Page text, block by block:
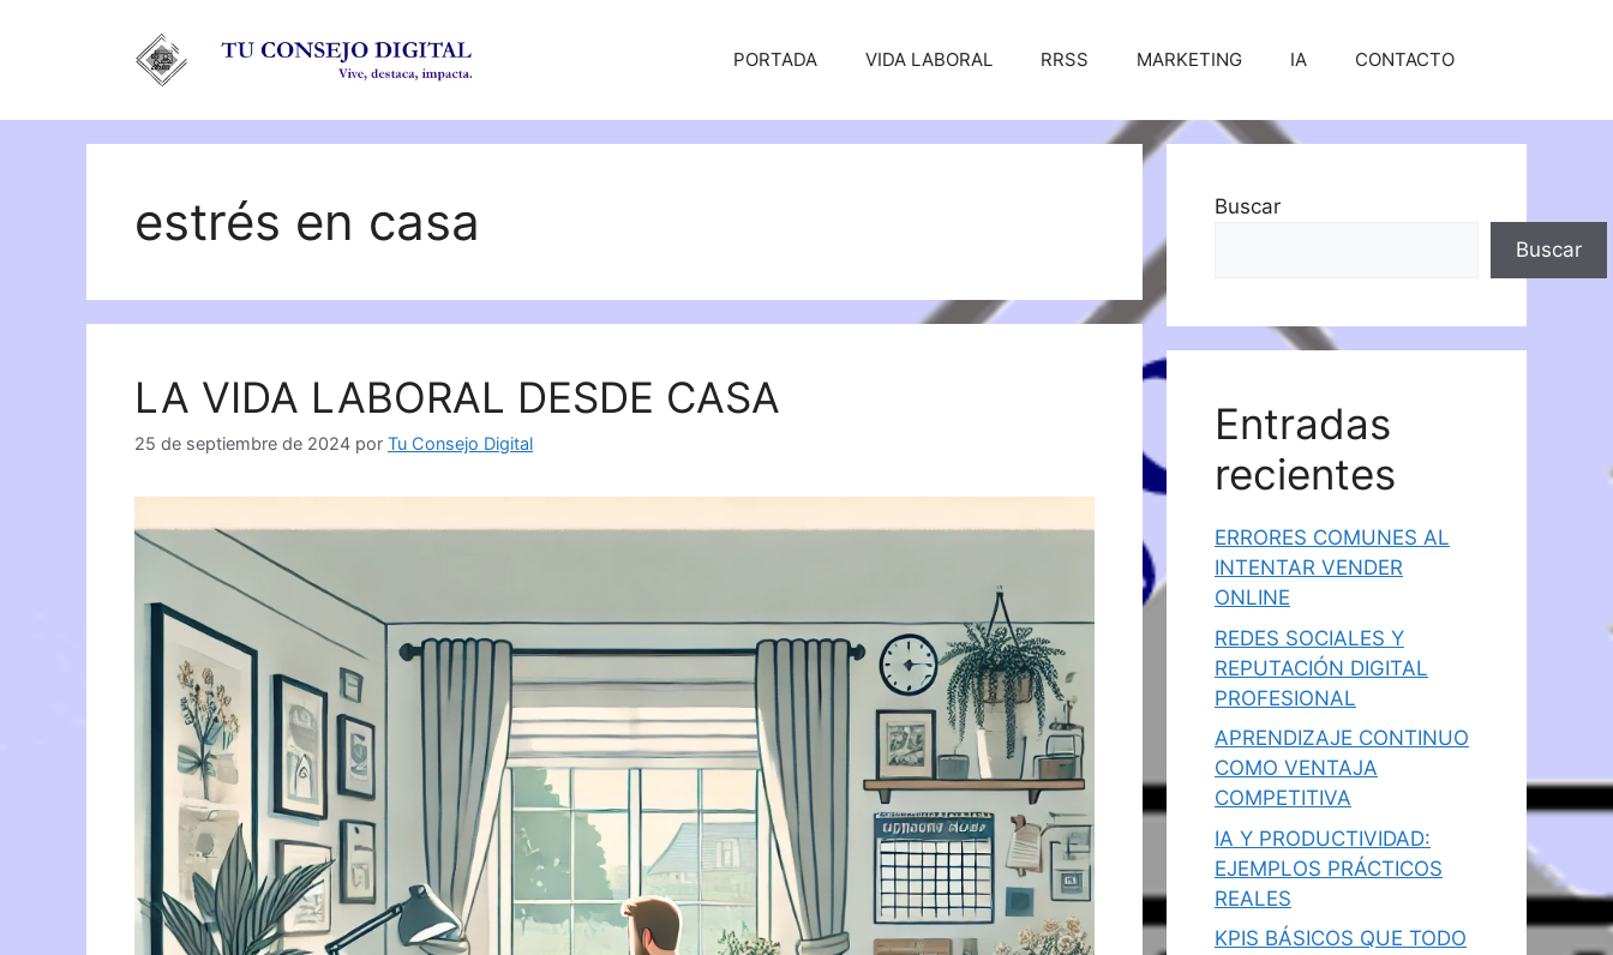
PORTADA VIDA LABORAL RRSS MARKETING IA CONTACTO
estrés en casa
LA VIDA LABORAL DESDE CASA
25 de septiembre de 2024 por Tu Consejo Digital
Buscar
Buscar
Entradas
recientes
ERRORES COMUNES AL
INTENTAR VENDER
ONLINE
REDES SOCIALES Y
REPUTACIÓN DIGITAL
PROFESIONAL
APRENDIZAJE CONTINUO
COMO VENTAJA
COMPETITIVA
IA Y PRODUCTIVIDAD:
EJEMPLOS PRÁCTICOS
REALES
KPIS BÁSICOS QUE TODO